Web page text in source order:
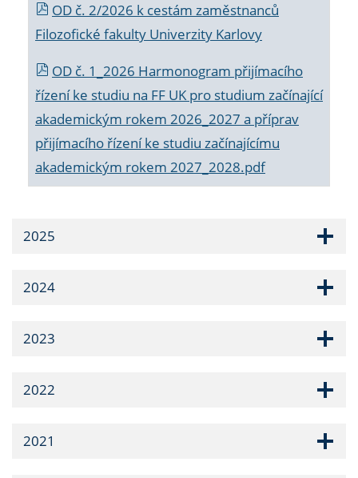
OD č. 2/2026 k cestám zaměstnanců
Filozofické fakulty Univerzity Karlovy
OD č. 1_2026 Harmonogram přijímacího
řízení ke studiu na FF UK pro studium začínající
akademickým rokem 2026_2027 a příprav
přijímacího řízení ke studiu začínajícímu
akademickým rokem 2027_2028.pdf
2025
2024
2023
2022
2021